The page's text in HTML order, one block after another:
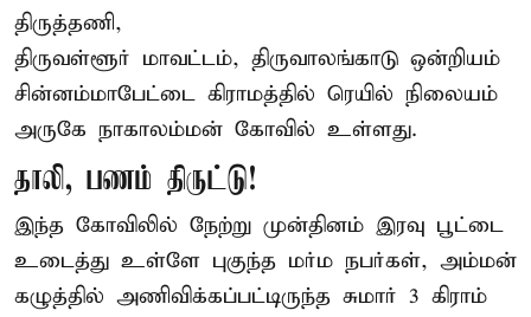
திருத்தணி,
திருவள்ளூர் மாவட்டம், திருவாலங்காடு ஒன்றியம்
சின்னம்மாபேட்டை கிராமத்தில் ரெயில் நிலையம்
அருகே நாகாலம்மன் கோவில் உள்ளது.
தாலி, பணம் திருட்டு!
இந்த கோவிலில் நேற்று முன்தினம் இரவு பூட்டை
உடைத்து உள்ளே புகுந்த மர்ம நபர்கள், அம்மன்
கழுத்தில் அணிவிக்கப்பட்டிருந்த சுமார் 3 கிராம்